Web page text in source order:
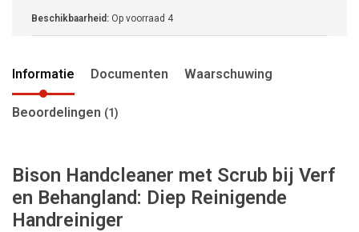
Beschikbaarheid: Op voorraad 4
Informatie Documenten Waarschuwing
Beoordelingen (1)
Bison Handcleaner met Scrub bij Verf
en Behangland: Diep Reinigende
Handreiniger